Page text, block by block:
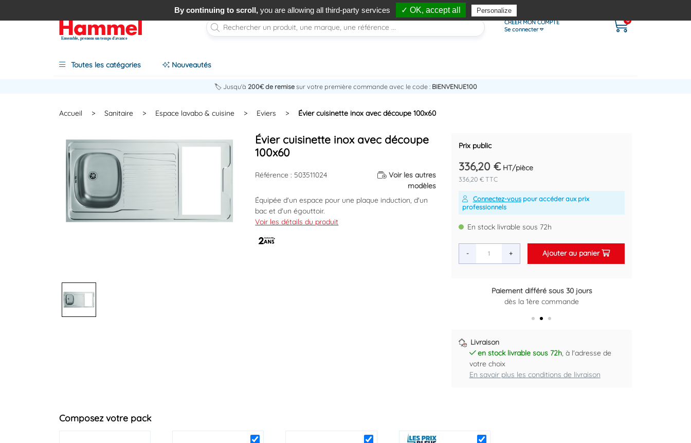
Ensemble, prenons un temps d'avance
CRÉER MON COMPTE
Se connecter
0
Toutes les catégories Nouveautés
🏷️ Jusqu'à 200€ de remisesur votre première commande avec le code : BIENVENUE100
Accueil > Sanitaire > Espace lavabo & cuisine > Eviers > Évier cuisinette inox avec découpe 100x60
Évier cuisinette inox avec découpe
100x60
Référence : 503511024
Voir les autres
modèles
Équipée d'un espace pour une plaque induction, d'un
bac et d'un égouttoir.
Dispose d'une grille d'aération.
1 cuve & 1 égouttoir.
Voir les détails du produit
Prix public
336,20 €HT/pièce
336,20 € TTC
Connectez-vouspour accéder aux prix
professionnels
En stock livrable sous 72h
- + Ajouter au panier
Paiement différé sous 30 jours
dès la 1ère commande
Retour gratuit sous 14 jours
Plus d'informations ici
Livraison
en stock livrable sous 72h, à l'adresse de
votre choix
En savoir plus les conditions de livraison
Composez votre pack
By continuing to scroll,you are allowing all third-party services ✓ OK, accept all Personalize